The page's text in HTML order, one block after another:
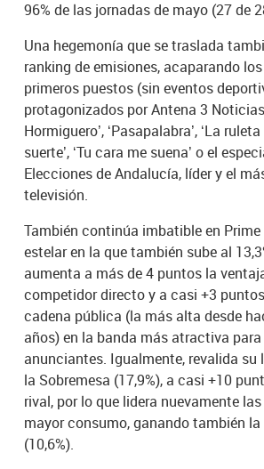
96% de las jornadas de mayo (27 de
Una hegemonía que se traslada
ranking de emisiones, acaparando
primeros puestos (sin eventos
protagonizados por Antena 3
Hormiguero’, ‘Pasapalabra’, ‘La
suerte’, ‘Tu cara me suena’ o el
Elecciones de Andalucía, líder y el
televisión.
También continúa imbatible en Prime
estelar en la que también sube al
aumenta a más de 4 puntos la
competidor directo y a casi +3
cadena pública (la más alta desde
años) en la banda más atractiva
anunciantes. Igualmente, revalida su
la Sobremesa (17,9%), a casi +10
rival, por lo que lidera nuevamente
mayor consumo, ganando también la
(10,6%).